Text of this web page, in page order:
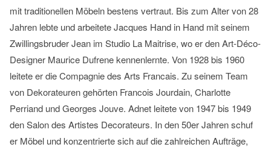
mit traditionellen Möbeln bestens vertraut. Bis zum Alter von 28
Jahren lebte und arbeitete Jacques Hand in Hand mit seinem
Zwillingsbruder Jean im Studio La Maitrise, wo er den Art-Déco-
Designer Maurice Dufrene kennenlernte. Von 1928 bis 1960
leitete er die Compagnie des Arts Francais. Zu seinem Team
von Dekorateuren gehörten Francois Jourdain, Charlotte
Perriand und Georges Jouve. Adnet leitete von 1947 bis 1949
den Salon des Artistes Decorateurs. In den 50er Jahren schuf
er Möbel und konzentrierte sich auf die zahlreichen Aufträge,